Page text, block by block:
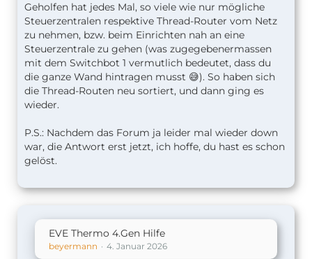
Geholfen hat jedes Mal, so viele wie nur mögliche
Steuerzentralen respektive Thread-Router vom Netz
zu nehmen, bzw. beim Einrichten nah an eine
Steuerzentrale zu gehen (was zugegebenermassen
mit dem Switchbot 1 vermutlich bedeutet, dass du
die ganze Wand hintragen musst 😅). So haben sich
die Thread-Routen neu sortiert, und dann ging es
wieder.
P.S.: Nachdem das Forum ja leider mal wieder down
war, die Antwort erst jetzt, ich hoffe, du hast es schon
gelöst.
EVE Thermo 4.Gen Hilfe
beyermann 4. Januar 2026